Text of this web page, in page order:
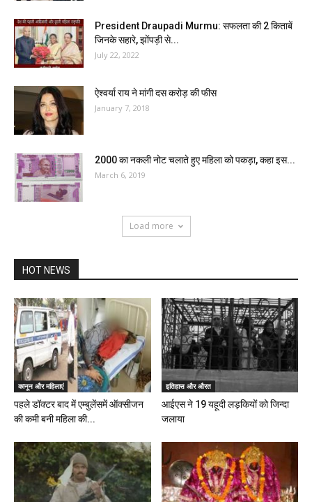
President Draupadi Murmu: सफलता की 2 किताबें
जिनके सहारे, झोंपड़ी से...
July 22, 2022
ऐश्वर्या राय ने मांगी दस करोड़ की फीस
January 7, 2018
2000 का नकली नोट चलाते हुए महिला को पकड़ा, कहा इस...
March 6, 2019
Load more
HOT NEWS
कानून और महिलाएं
पहले डॉक्टर बाद में एम्बुलेंसमें ऑक्सीजन
की कमी बनी महिला की...
इतिहास और औरत
आईएस ने 19 यहूदी लड़कियों को जिन्दा
जलाया